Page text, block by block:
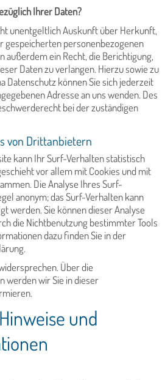
Ihrer Daten?
unentgeltlich Auskunft über Herkunft,
gespeicherten personenbezogenen
außerdem ein Recht, die Berichtigung,
Daten zu verlangen. Hierzu sowie zu
Datenschutz können Sie sich jederzeit
Adresse an uns wenden. Des
bei der zuständigen
von Drittanbietern
kann Ihr Surf-Verhalten statistisch
vor allem mit Cookies und mit
Die Analyse Ihres Surf-
anonym; das Surf-Verhalten kann
werden. Sie können dieser Analyse
die Nichtbenutzung bestimmter Tools
dazu finden Sie in der
Über die
werden wir Sie in dieser
und